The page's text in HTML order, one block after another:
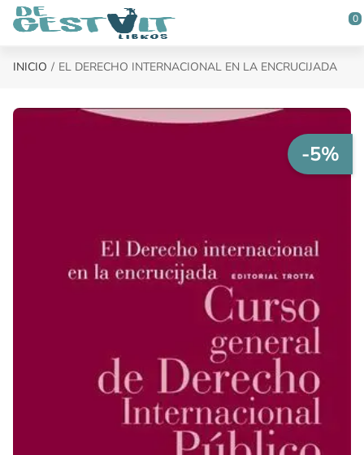
Saltar al contenido principal
0
INICIO EL DERECHO INTERNACIONAL EN LA ENCRUCIJADA
-5%